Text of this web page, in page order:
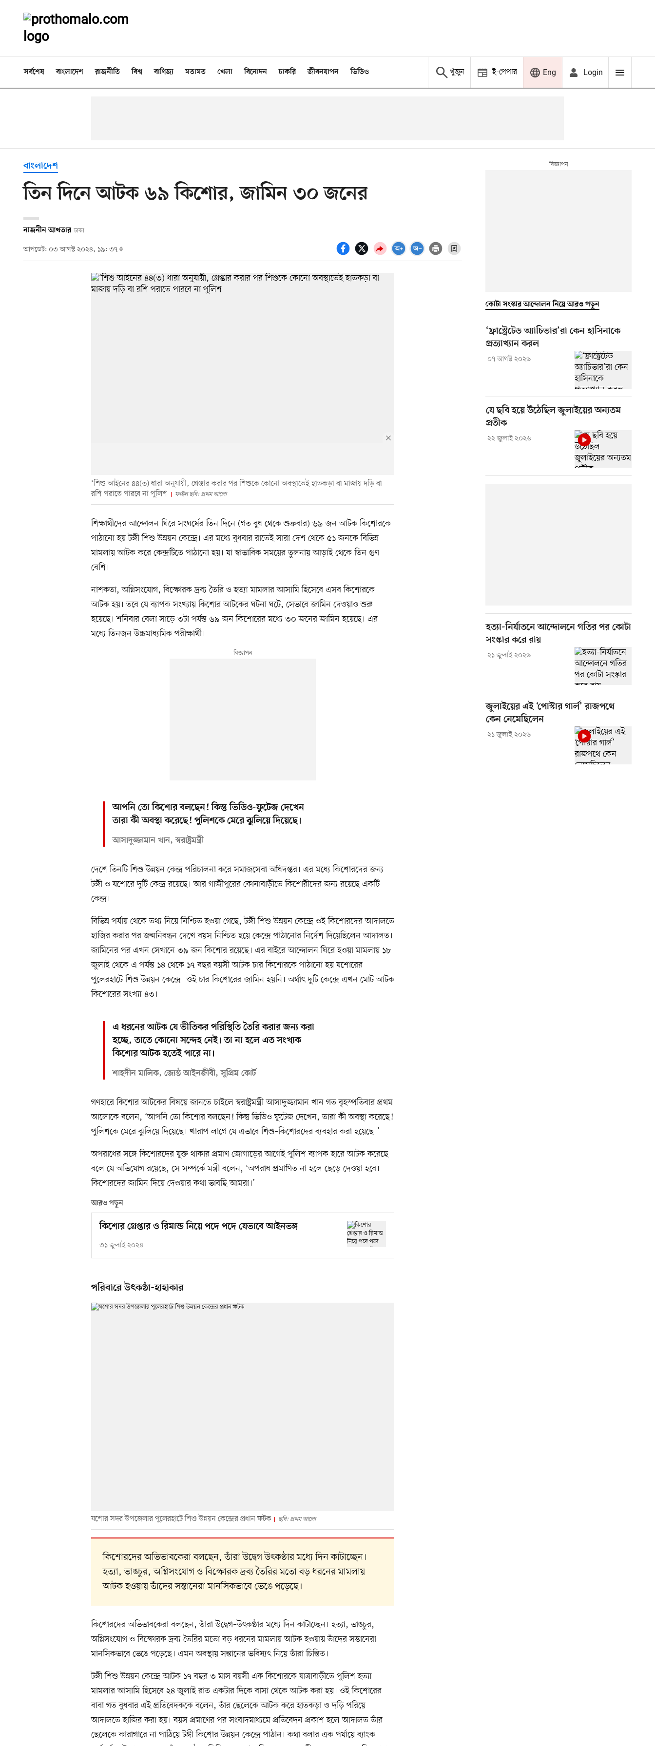
সর্বশেষ বাংলাদেশ রাজনীতি বিশ্ব বাণিজ্য মতামত খেলা বিনোদন চাকরি জীবনযাপন ভিডিও খুঁজুন ই-পেপার Eng Login
বাংলাদেশ
তিন দিনে আটক ৬৯ কিশোর, জামিন ৩০ জনের
নাজনীন আখতার ঢাকা
আপডেট: ০৩ আগস্ট ২০২৪, ১৯: ৩৭
‘শিশু আইনের ৪৪(৩) ধারা অনুযায়ী, গ্রেপ্তার করার পর শিশুকে কোনো অবস্থাতেই হাতকড়া বা মাজায় দড়ি বা
রশি পরাতে পারবে না পুলিশ
ফাইল ছবি: প্রথম আলো
শিক্ষার্থীদের আন্দোলন ঘিরে সংঘর্ষের তিন দিনে (গত বুধ থেকে শুক্রবার) ৬৯ জন আটক কিশোরকে
পাঠানো হয় টঙ্গী শিশু উন্নয়ন কেন্দ্রে। এর মধ্যে বুধবার রাতেই সারা দেশ থেকে ৫১ জনকে বিভিন্ন
মামলায় আটক করে কেন্দ্রটিতে পাঠানো হয়। যা স্বাভাবিক সময়ের তুলনায় আড়াই থেকে তিন গুণ
বেশি।
নাশকতা, অগ্নিসংযোগ, বিস্ফোরক দ্রব্য তৈরি ও হত্যা মামলার আসামি হিসেবে এসব কিশোরকে
আটক হয়। তবে যে ব্যাপক সংখ্যায় কিশোর আটকের ঘটনা ঘটে, সেভাবে জামিন দেওয়াও শুরু
হয়েছে। শনিবার বেলা সাড়ে ৩টা পর্যন্ত ৬৯ জন কিশোরের মধ্যে ৩০ জনের জামিন হয়েছে। এর
মধ্যে তিনজন উচ্চমাধ্যমিক পরীক্ষার্থী।
আপনি তো কিশোর বলছেন! কিন্তু ভিডিও-ফুটেজ দেখেন
তারা কী অবস্থা করেছে! পুলিশকে মেরে ঝুলিয়ে দিয়েছে।
আসাদুজ্জামান খান, স্বরাষ্ট্রমন্ত্রী
দেশে তিনটি শিশু উন্নয়ন কেন্দ্র পরিচালনা করে সমাজসেবা অধিদপ্তর। এর মধ্যে কিশোরদের জন্য
টঙ্গী ও যশোরে দুটি কেন্দ্র রয়েছে। আর গাজীপুরের কোনাবাড়ীতে কিশোরীদের জন্য রয়েছে একটি
কেন্দ্র।
বিভিন্ন পর্যায় থেকে তথ্য নিয়ে নিশ্চিত হওয়া গেছে, টঙ্গী শিশু উন্নয়ন কেন্দ্রে ওই কিশোরদের আদালতে
হাজির করার পর জন্মনিবন্ধন দেখে বয়স নিশ্চিত হয়ে কেন্দ্রে পাঠানোর নির্দেশ দিয়েছিলেন আদালত।
জামিনের পর এখন সেখানে ৩৯ জন কিশোর রয়েছে। এর বাইরে আন্দোলন ঘিরে হওয়া মামলায় ১৮
জুলাই থেকে এ পর্যন্ত ১৪ থেকে ১৭ বছর বয়সী আটক চার কিশোরকে পাঠানো হয় যশোরের
পুলেরহাটে শিশু উন্নয়ন কেন্দ্রে। ওই চার কিশোরের জামিন হয়নি। অর্থাৎ দুটি কেন্দ্রে এখন মোট আটক
কিশোরের সংখ্যা ৪৩।
এ ধরনের আটক যে ভীতিকর পরিস্থিতি তৈরি করার জন্য করা
হচ্ছে, তাতে কোনো সন্দেহ নেই। তা না হলে এত সংখ্যক
কিশোর আটক হতেই পারে না।
শাহদীন মালিক, জ্যেষ্ঠ আইনজীবী, সুপ্রিম কোর্ট
গণহারে কিশোর আটকের বিষয়ে জানতে চাইলে স্বরাষ্ট্রমন্ত্রী আসাদুজ্জামান খান গত বৃহস্পতিবার প্রথম
আলোকে বলেন, ‘আপনি তো কিশোর বলছেন! কিন্তু ভিডিও ফুটেজ দেখেন, তারা কী অবস্থা করেছে!
পুলিশকে মেরে ঝুলিয়ে দিয়েছে। খারাপ লাগে যে এভাবে শিশু–কিশোরদের ব্যবহার করা হয়েছে।’
অপরাধের সঙ্গে কিশোরদের যুক্ত থাকার প্রমাণ জোগাড়ের আগেই পুলিশ ব্যাপক হারে আটক করেছে
বলে যে অভিযোগ রয়েছে, সে সম্পর্কে মন্ত্রী বলেন, ‘অপরাধ প্রমাণিত না হলে ছেড়ে দেওয়া হবে।
কিশোরদের জামিন দিয়ে দেওয়ার কথা ভাবছি আমরা।’
আরও পড়ুন
কিশোর গ্রেপ্তার ও রিমান্ড নিয়ে পদে পদে যেভাবে আইনভঙ্গ
৩১ জুলাই ২০২৪
পরিবারে উৎকণ্ঠা-হাহাকার
যশোর সদর উপজেলার পুলেরহাটে শিশু উন্নয়ন কেন্দ্রের প্রধান ফটক ছবি: প্রথম আলো
কিশোরদের অভিভাবকেরা বলছেন, তাঁরা উদ্বেগ উৎকণ্ঠার মধ্যে দিন কাটাচ্ছেন।
হত্যা, ভাঙচুর, অগ্নিসংযোগ ও বিস্ফোরক দ্রব্য তৈরির মতো বড় ধরনের মামলায়
আটক হওয়ায় তাঁদের সন্তানেরা মানসিকভাবে ভেঙে পড়েছে।
কিশোরদের অভিভাবকেরা বলছেন, তাঁরা উদ্বেগ–উৎকণ্ঠার মধ্যে দিন কাটাচ্ছেন। হত্যা, ভাঙচুর,
অগ্নিসংযোগ ও বিস্ফোরক দ্রব্য তৈরির মতো বড় ধরনের মামলায় আটক হওয়ায় তাঁদের সন্তানেরা
মানসিকভাবে ভেঙে পড়েছে। এমন অবস্থায় সন্তানের ভবিষ্যৎ নিয়ে তাঁরা চিন্তিত।
টঙ্গী শিশু উন্নয়ন কেন্দ্রে আটক ১৭ বছর ৩ মাস বয়সী এক কিশোরকে যাত্রাবাড়ীতে পুলিশ হত্যা
মামলার আসামি হিসেবে ২৪ জুলাই রাত একটার দিকে বাসা থেকে আটক করা হয়। ওই কিশোরের
বাবা গত বুধবার এই প্রতিবেদককে বলেন, তাঁর ছেলেকে আটক করে হাতকড়া ও দড়ি পরিয়ে
আদালতে হাজির করা হয়। বয়স প্রমাণের পর সংবাদমাধ্যমে প্রতিবেদন প্রকাশ হলে আদালত তাঁর
ছেলেকে কারাগারে না পাঠিয়ে টঙ্গী কিশোর উন্নয়ন কেন্দ্রে পাঠান। কথা বলার এক পর্যায়ে ব্যাংক
কোটা সংস্কার আন্দোলন নিয়ে আরও পড়ুন
‘ফ্রাস্ট্রেটেড অ্যাচিভার’রা কেন হাসিনাকে
প্রত্যাখ্যান করল
০৭ আগস্ট ২০২৬
যে ছবি হয়ে উঠেছিল জুলাইয়ের অন্যতম
প্রতীক
২২ জুলাই ২০২৬
হত্যা-নির্যাতনে আন্দোলনে গতির পর কোটা
সংস্কার করে রায়
২১ জুলাই ২০২৬
জুলাইয়ের এই ‘পোস্টার গার্ল’ রাজপথে
কেন নেমেছিলেন
২১ জুলাই ২০২৬